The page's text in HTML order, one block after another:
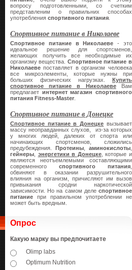
вопросу подготовленными, со счетким
представленим о правильних способах
употребления спортивного питания
Спортивное питание в Николаеве
Спортивное питание в Николаеве - это
идеальное решение для спортсменов,
желающих получить все необходимые их
организму вещества. Спортивное питание в
Николаеве поставляет в организм человека
все микроэлементы, которые нужны при
больших физических нагрузках. Купить
спортивное питание в НиколаевеВам
предлагает интернет магазин спортивного
питания Fitness-Master
Спортивное питание в Донецке
Спортивное питание в Донецке вызывает
массу неоправданных слухов, из-за которых
у многих людей, далеких от спорта или
начинающих спортсменов, сложились
предубеждения. Протеины аминокислоты
гейнеры
энергетики в Донецке, которые и
являются неотъемлемыми составляющими
современного спортивного питания
обвиняют в оказании разрушительного
влияния на организм, причисляют им вызов
привыкания сродни наркотической
зависимости. Но на самом деле спортивное
питание при правильном употреблении не
может быть вредным.
Опрос
Какую марку вы предпочитаете
Olimp labs
Optimum Nutrition